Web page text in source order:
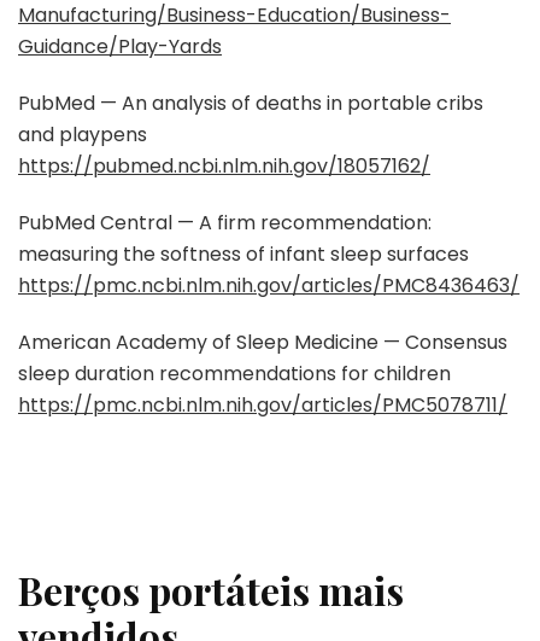
Manufacturing/Business-Education/Business-
Guidance/Play-Yards
PubMed — An analysis of deaths in portable cribs
and playpens
https://pubmed.ncbi.nlm.nih.gov/18057162/
PubMed Central — A firm recommendation:
measuring the softness of infant sleep surfaces
https://pmc.ncbi.nlm.nih.gov/articles/PMC8436463/
American Academy of Sleep Medicine — Consensus
sleep duration recommendations for children
https://pmc.ncbi.nlm.nih.gov/articles/PMC5078711/
Berços portáteis mais